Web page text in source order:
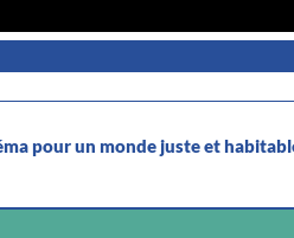
pour un monde juste et